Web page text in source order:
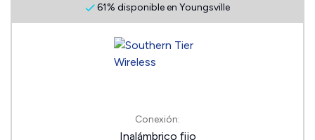
61% disponible en Youngsville
Conexión:
Inalámbrico fijo